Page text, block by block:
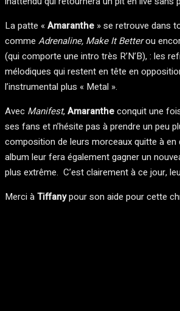
La patte «Amaranthe » se retrouve dans
comme Adrenaline, Make It Betterou
(qui comporte une intro très R’N’B), : les
mélodiques qui restent en tête en
l’instrumental plus « Metal ».
Avec Manifest, Amarantheconquit une
ses fans et n’hésite pas à prendre un peu
composition de leurs morceaux quitte à en
album leur fera également gagner un
plus extrême. C’est clairement à ce jour,
Merci àTiffanypour son aide pour cette